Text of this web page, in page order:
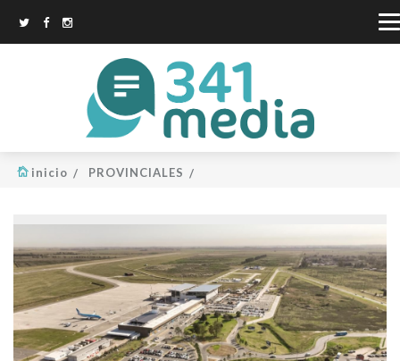
inicio PROVINCIALES